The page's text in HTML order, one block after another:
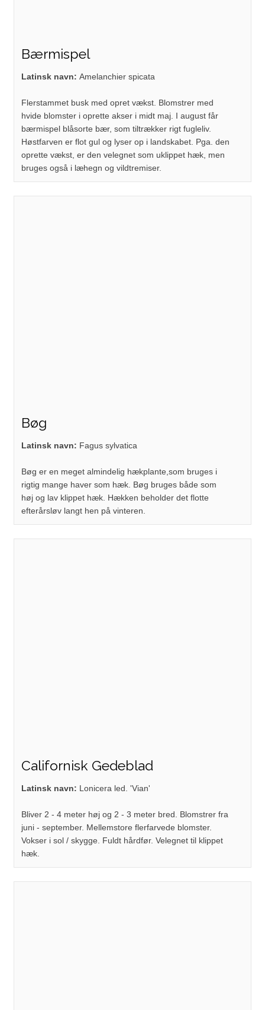
Bærmispel
Latinsk navn: Amelanchier spicata
Flerstammet busk med opret vækst. Blomstrer med
hvide blomster i oprette akser i midt maj. I august får
bærmispel blåsorte bær, som tiltrækker rigt fugleliv.
Høstfarven er flot gul og lyser op i landskabet. Pga. den
oprette vækst, er den velegnet som uklippet hæk, men
bruges også i læhegn og vildtremiser.
Bøg
Latinsk navn: Fagus sylvatica
Bøg er en meget almindelig hækplante,som bruges i
rigtig mange haver som hæk. Bøg bruges både som
høj og lav klippet hæk. Hækken beholder det flotte
efterårsløv langt hen på vinteren.
Californisk Gedeblad
Latinsk navn: Lonicera led. 'Vian'
Bliver 2 - 4 meter høj og 2 - 3 meter bred. Blomstrer fra
juni - september. Mellemstore flerfarvede blomster.
Vokser i sol / skygge. Fuldt hårdfør. Velegnet til klippet
hæk.